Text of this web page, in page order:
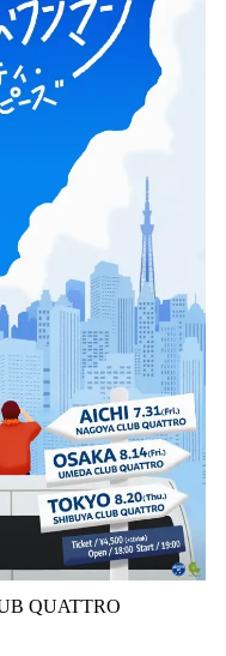
QUATTRO